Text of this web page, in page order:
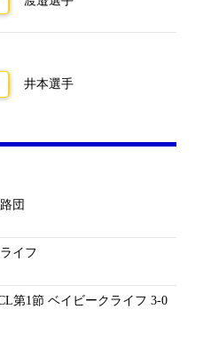
井本選手
団
イフ
第1節 ベイビークライフ 3-0